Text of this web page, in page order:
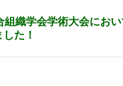
組織学会学術大会におい
た！